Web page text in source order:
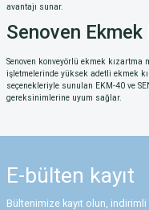
avantajı sunar.
Senoven
Senoven konveyörlü ekmek kızartma
işletmelerinde yüksek adetli ekmek
seçenekleriyle sunulan EKM-40 ve
gereksinimlerine uyum sağlar.
E-bülten kayıt
Bültenimize kayıt olun,